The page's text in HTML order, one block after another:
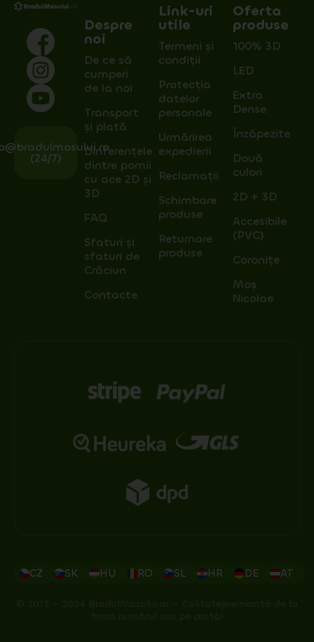
(24/7)
Despre
noi
De ce să
cumperi
de la noi
Transport
și plată
Dinferențele
dintre pomii
cu ace 2D și
3D
FAQ
Sfaturi și
sfaturi de
Crăciun
Contacte
Link-uri
utile
Termeni și
condiții
Protecția
datelor
personale
Urmărirea
expedierii
Reclamații
Schimbare
produse
Returnare
produse
Oferta
produse
100% 3D
LED
Extra
Dense
Înzăpezite
Două
culori
2D + 3D
Accesibile
(PVC)
Coronițe
Moș
Nicolae
CZ SK HU RO SL HR DE AT